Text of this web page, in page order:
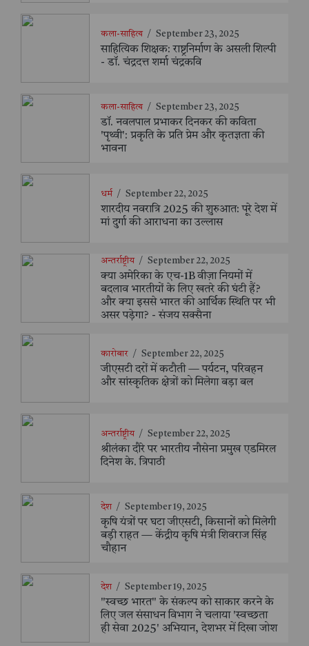
कला-साहित्य / September 23, 2025
साहित्यिक शिक्षक: राष्ट्रनिर्माण के असली शिल्पी
- डॉ. चंद्रदत्त शर्मा चंद्रकवि
कला-साहित्य / September 23, 2025
डॉ. नवलपाल प्रभाकर दिनकर की कविता
'पृथ्वी': प्रकृति के प्रति प्रेम और कृतज्ञता की
भावना
धर्म / September 22, 2025
शारदीय नवरात्रि 2025 की शुरुआत: पूरे देश में
मां दुर्गा की आराधना का उल्लास
अन्तर्राष्ट्रीय / September 22, 2025
क्या अमेरिका के एच-1B वीज़ा नियमों में
बदलाव भारतीयों के लिए खतरे की घंटी हैं?
और क्या इससे भारत की आर्थिक स्थिति पर भी
असर पड़ेगा? - संजय सक्सैना
कारोबार / September 22, 2025
जीएसटी दरों में कटौती — पर्यटन, परिवहन
और सांस्कृतिक क्षेत्रों को मिलेगा बड़ा बल
अन्तर्राष्ट्रीय / September 22, 2025
श्रीलंका दौरे पर भारतीय नौसेना प्रमुख एडमिरल
दिनेश के. त्रिपाठी
देश / September 19, 2025
कृषि यंत्रों पर घटा जीएसटी, किसानों को मिलेगी
बड़ी राहत — केंद्रीय कृषि मंत्री शिवराज सिंह
चौहान
देश / September 19, 2025
"स्वच्छ भारत" के संकल्प को साकार करने के
लिए जल संसाधन विभाग ने चलाया 'स्वच्छता
ही सेवा 2025' अभियान, देशभर में दिखा जोश